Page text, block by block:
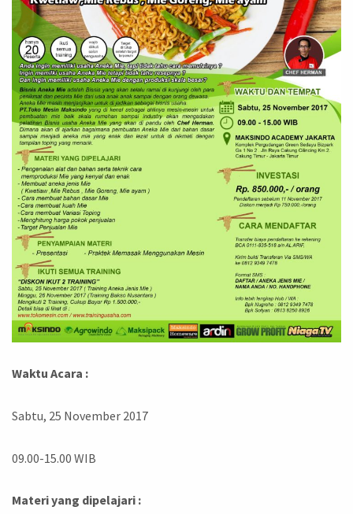
Waktu Acara :
Sabtu, 25 November 2017
09.00-15.00 WIB
Materi yang dipelajari :